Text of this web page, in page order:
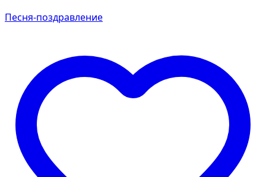
Песня-поздравление